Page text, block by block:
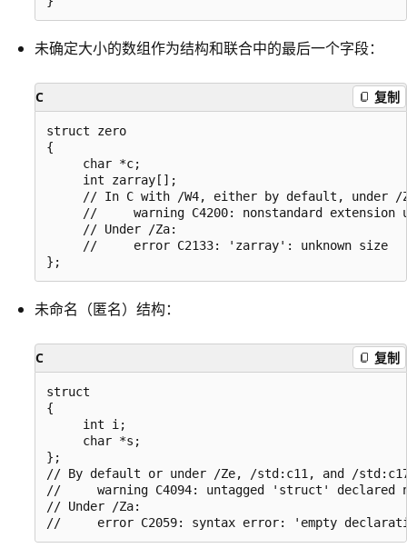
未确定大小的数组作为结构和联合中的最后一个字段：
C 复制
struct zero
{
     char *c;
     int zarray[];
// In C with /W4, either by default, under
//     warning C4200: nonstandard extension
     // Under /Za:
     //     error C2133: 'zarray': unknown size
未命名（匿名）结构：
C 复制
struct
{
     int i;
     char *s;
};
// By default or under /Ze, /std:c11, and /
//     warning C4094: untagged 'struct' declared
// Under /Za: